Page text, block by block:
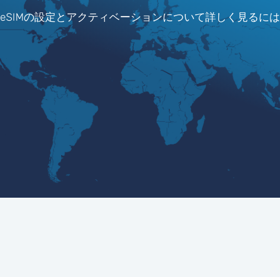
eSIMの設定とアクティベーションについて詳しく見るには